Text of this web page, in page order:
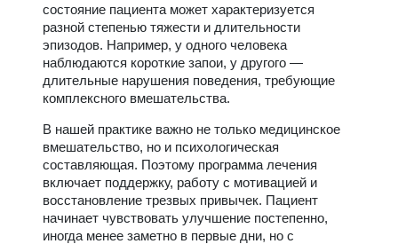
состояние пациента может характеризуется
разной степенью тяжести и длительности
эпизодов. Например, у одного человека
наблюдаются короткие запои, у другого —
длительные нарушения поведения, требующие
комплексного вмешательства.
В нашей практике важно не только медицинское
вмешательство, но и психологическая
составляющая. Поэтому программа лечения
включает поддержку, работу с мотивацией и
восстановление трезвых привычек. Пациент
начинает чувствовать улучшение постепенно,
иногда менее заметно в первые дни, но с